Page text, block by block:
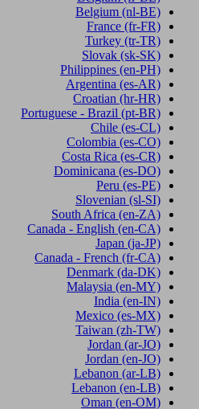
Belgium (nl-BE)
France (fr-FR)
Turkey (tr-TR)
Slovak (sk-SK)
Philippines (en-PH)
Argentina (es-AR)
Croatian (hr-HR)
Portuguese - Brazil (pt-BR)
Chile (es-CL)
Colombia (es-CO)
Costa Rica (es-CR)
Dominicana (es-DO)
Peru (es-PE)
Slovenian (sl-SI)
South Africa (en-ZA)
Canada - English (en-CA)
Japan (ja-JP)
Canada - French (fr-CA)
Denmark (da-DK)
Malaysia (en-MY)
India (en-IN)
Mexico (es-MX)
Taiwan (zh-TW)
Jordan (ar-JO)
Jordan (en-JO)
Lebanon (ar-LB)
Lebanon (en-LB)
Oman (en-OM)